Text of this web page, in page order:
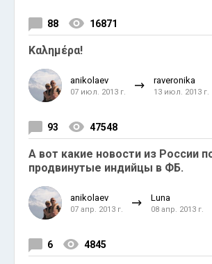
88 16871
Καλημέρα!
anikolaev
07 июл. 2013 г.
raveronika
13 июл. 2013 г.
93 47548
А вот какие новости из России
продвинутые индийцы в ФБ.
anikolaev
07 апр. 2013 г.
Luna
08 апр. 2013 г.
6 4845